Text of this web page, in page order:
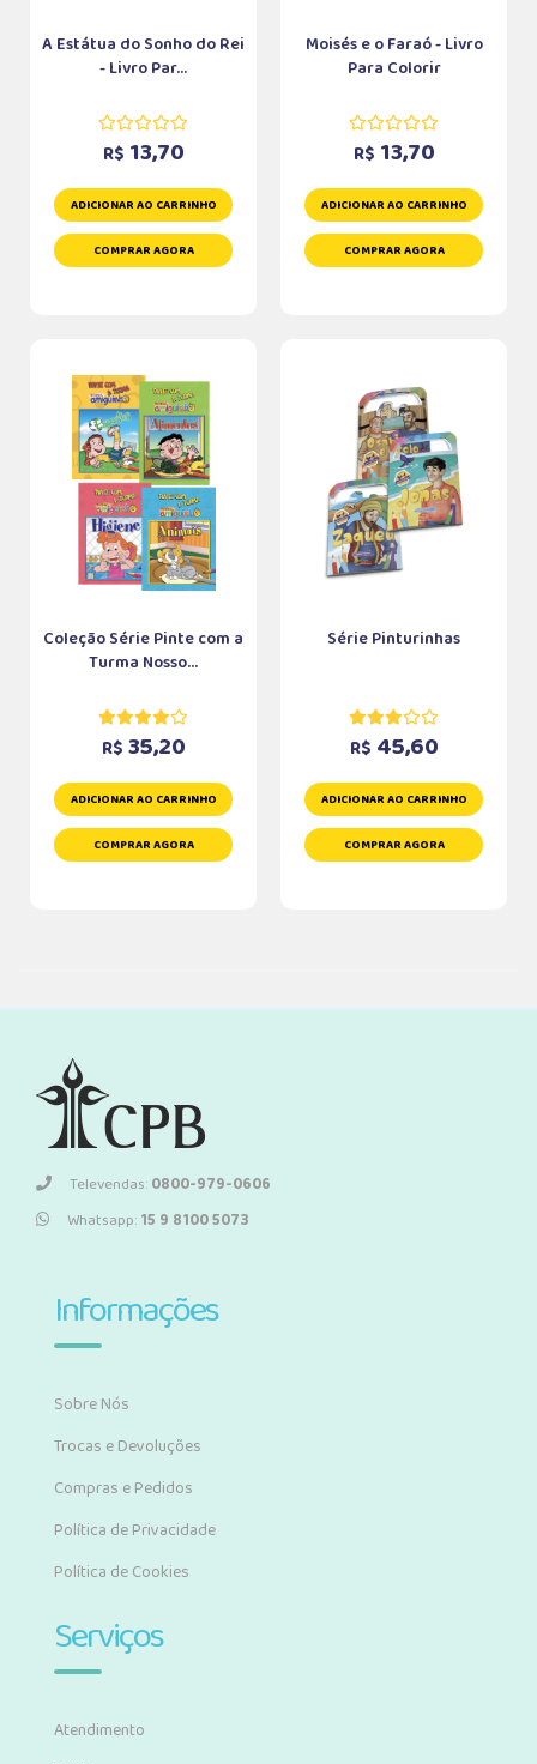
A Estátua do Sonho do Rei
- Livro Par...
R$ 13,70
ADICIONAR AO CARRINHO
COMPRAR AGORA
Moisés e o Faraó - Livro
Para Colorir
R$ 13,70
ADICIONAR AO CARRINHO
COMPRAR AGORA
Coleção Série Pinte com a
Turma Nosso...
R$ 35,20
ADICIONAR AO CARRINHO
COMPRAR AGORA
Série Pinturinhas
R$ 45,60
ADICIONAR AO CARRINHO
COMPRAR AGORA
Televendas:0800-979-0606
Whatsapp:15 9 8100 5073
Informações
Sobre Nós
Trocas e Devoluções
Compras e Pedidos
Política de Privacidade
Política de Cookies
Serviços
Atendimento